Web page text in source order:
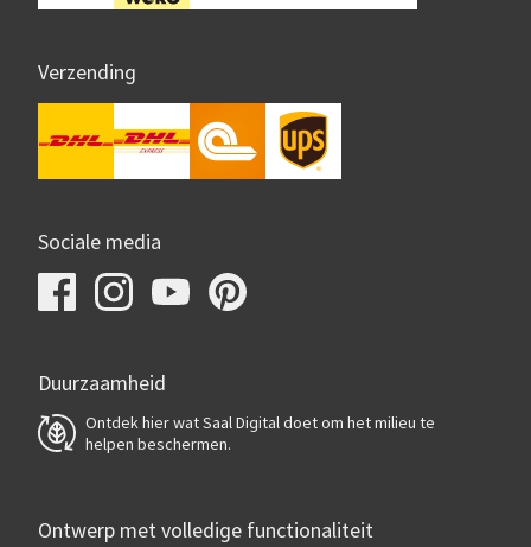
Verzending
Sociale media
Duurzaamheid
Ontdek hier wat Saal Digital doet om het milieu te
helpen beschermen.
Ontwerp met volledige functionaliteit